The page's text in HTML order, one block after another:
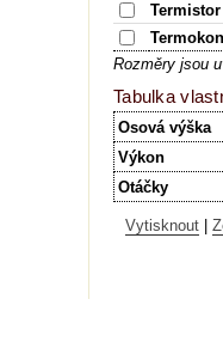
Termistor
Rozměry jsou
Tabulka
Osová výška
Výkon
Otáčky
Vytisknout